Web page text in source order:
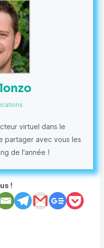
virtuel dans le
partager avec vous les
de l'année !
!